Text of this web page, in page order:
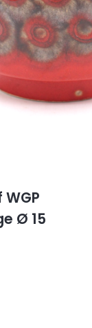
Ø 15